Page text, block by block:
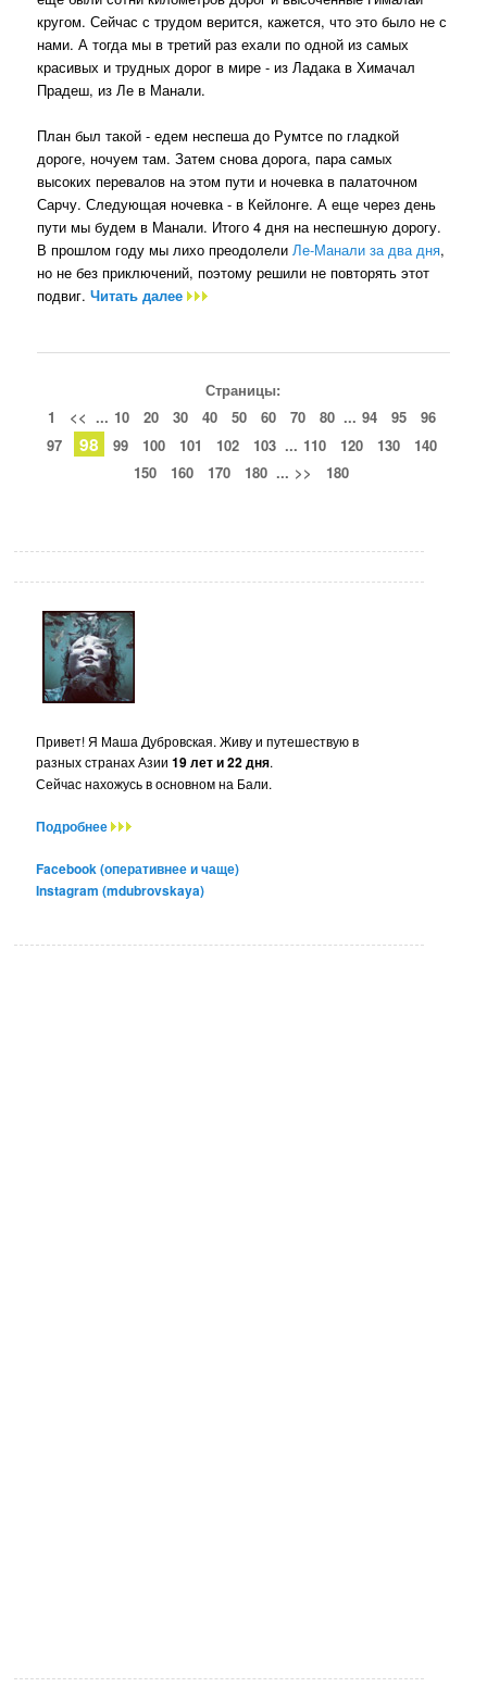
кругом. Сейчас с трудом верится, кажется, что это было не с
нами. А тогда мы в третий раз ехали по одной из самых
красивых и трудных дорог в мире - из Ладака в Химачал
Прадеш, из Ле в Манали.
План был такой - едем неспеша до Румтсе по гладкой
дороге, ночуем там. Затем снова дорога, пара самых
высоких перевалов на этом пути и ночевка в палаточном
Сарчу. Следующая ночевка - в Кейлонге. А еще через день
пути мы будем в Манали. Итого 4 дня на неспешную дорогу.
В прошлом году мы лихо преодолелиЛе-Манали за два дня,
но не без приключений, поэтому решили не повторять этот
подвиг.Читать далее
Страницы:
1
<< ... 10 20 30 40 50 60 70 80 ... 94 95
96
97
98 99 100 101 102 103 ... 110 120 130
140
150
160 170 180 ... >> 180
Привет! Я Маша Дубровская. Живу и путешествую в
разных странах Азии19 лет и 22 дня.
Сейчас нахожусь в основном на Бали.
Подробнее
Facebook (оперативнее и чаще)
Instagram (mdubrovskaya)